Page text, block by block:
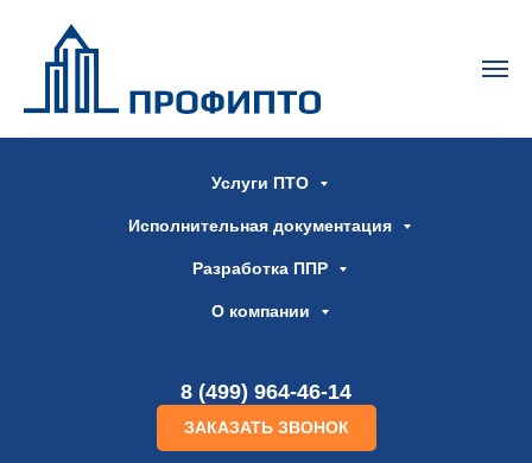
Услуги ПТО
Исполнительная документация
Разработка ППР
О компании
8 (499) 964-46-14
ЗАКАЗАТЬ ЗВОНОК